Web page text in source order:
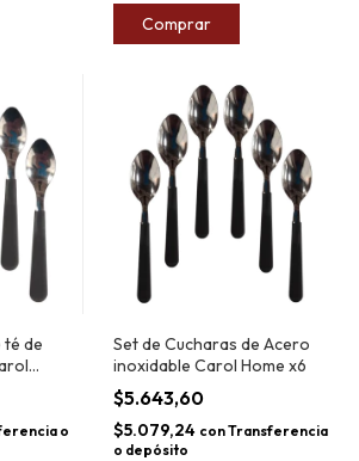
Comprar
té de
o
Set de Cucharas de Acero
inoxidable Carol Home x6
$5.643,60
$5.079,24 conTransferencia
o depósito